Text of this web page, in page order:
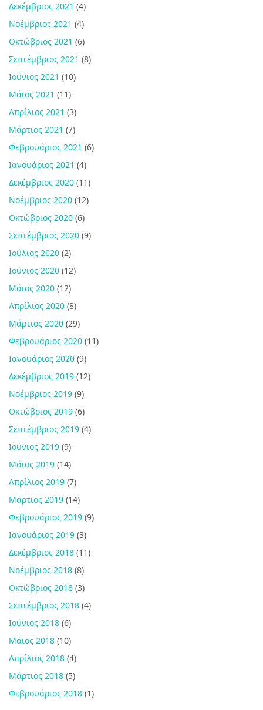
Δεκέμβριος 2021 (4)
Νοέμβριος 2021 (4)
Οκτώβριος 2021 (6)
Σεπτέμβριος 2021 (8)
Ιούνιος 2021 (10)
Μάιος 2021 (11)
Απρίλιος 2021 (3)
Μάρτιος 2021 (7)
Φεβρουάριος 2021 (6)
Ιανουάριος 2021 (4)
Δεκέμβριος 2020 (11)
Νοέμβριος 2020 (12)
Οκτώβριος 2020 (6)
Σεπτέμβριος 2020 (9)
Ιούλιος 2020 (2)
Ιούνιος 2020 (12)
Μάιος 2020 (12)
Απρίλιος 2020 (8)
Μάρτιος 2020 (29)
Φεβρουάριος 2020 (11)
Ιανουάριος 2020 (9)
Δεκέμβριος 2019 (12)
Νοέμβριος 2019 (9)
Οκτώβριος 2019 (6)
Σεπτέμβριος 2019 (4)
Ιούνιος 2019 (9)
Μάιος 2019 (14)
Απρίλιος 2019 (7)
Μάρτιος 2019 (14)
Φεβρουάριος 2019 (9)
Ιανουάριος 2019 (3)
Δεκέμβριος 2018 (11)
Νοέμβριος 2018 (8)
Οκτώβριος 2018 (3)
Σεπτέμβριος 2018 (4)
Ιούνιος 2018 (6)
Μάιος 2018 (10)
Απρίλιος 2018 (4)
Μάρτιος 2018 (5)
Φεβρουάριος 2018 (1)